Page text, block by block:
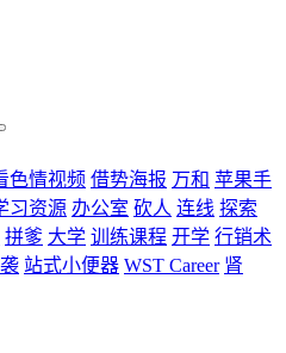
色情视频 借势海报 万和 苹果手
习资源 办公室 砍人 连线 探索
拼爹 大学 训练课程 开学 行销术
站式小便器 WST Career 肾